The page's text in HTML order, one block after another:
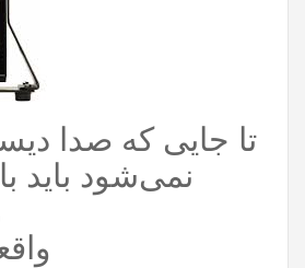
نمی‌شود باید
*